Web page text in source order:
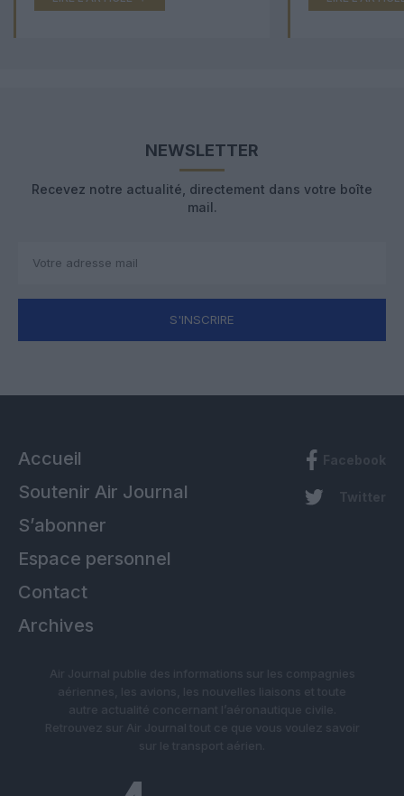
NEWSLETTER
Recevez notre actualité, directement dans votre boîte
mail.
S'INSCRIRE
Accueil
Soutenir Air Journal
S’abonner
Espace personnel
Contact
Archives